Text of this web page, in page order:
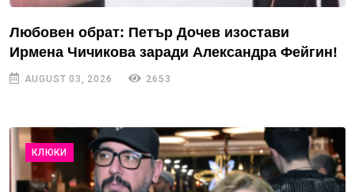
Любовен обрат: Петър Дочев изостави
Ирмена Чичикова заради Александра Фейгин!
AUGUST 03, 2026 2653
КЛЮКИ